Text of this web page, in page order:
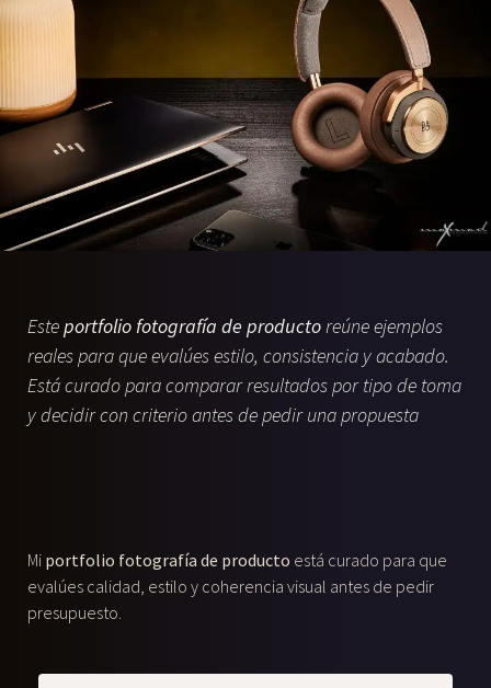
Esteportfolio fotografía de productoreúne ejemplos
reales para que evalúes estilo, consistencia y acabado.
Está curado para comparar resultados por tipo de toma
y decidir con criterio antes de pedir una propuesta
Mi portfolio fotografía de producto está curado para que
evalúes calidad, estilo y coherencia visual antes de pedir
presupuesto.